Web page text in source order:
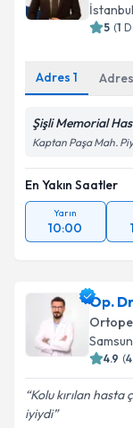
İstanbul
5 (1
Adres 1 Adres
Şişli Memorial
Kaptan Paşa Mah.
En Yakın Saatler
Yarın
10:00
Op.
Samsun
4.9 (
Kolu kırılan hasta
iyiydi